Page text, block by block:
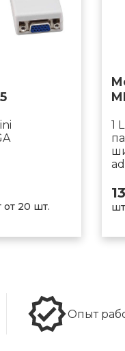
от 20 шт.
1
Опыт